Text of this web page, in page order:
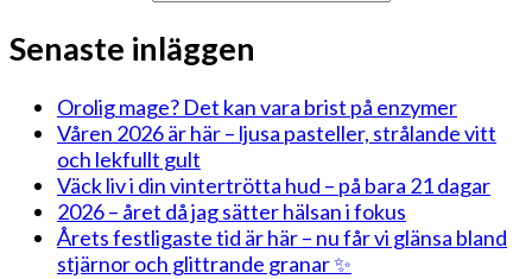
Senaste inläggen
Orolig mage? Det kan vara brist på enzymer
Våren 2026 är här – ljusa pasteller, strålande vitt
och lekfullt gult
Väck liv i din vintertrötta hud – på bara 21 dagar
2026 – året då jag sätter hälsan i fokus
Årets festligaste tid är här – nu får vi glänsa bland
stjärnor och glittrande granar ✨